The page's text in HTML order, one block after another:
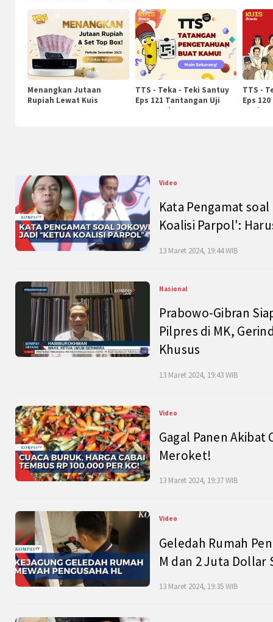
Menangkan Jutaan
Rupiah Lewat Kuis
TTS - Teka - Teki Santuy
Eps 121 Tantangan Uji
Pengetahuan
TTS -
Eps
Video
Kata Pengamat
Koalisi Parpol':
13 Maret 2024, 19:44 WIB
Nasional
Prabowo-Gibran
Pilpres di MK,
Khusus
13 Maret 2024, 19:43 WIB
Video
Gagal Panen Akibat
Meroket!
13 Maret 2024, 19:37 WIB
Video
Geledah Rumah
M dan 2 Juta Dollar
13 Maret 2024, 19:35 WIB